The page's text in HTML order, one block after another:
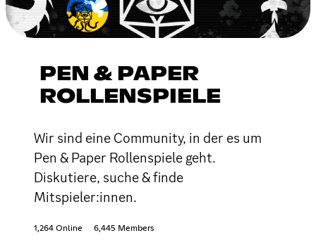
PEN & PAPER
ROLLENSPIELE
Wir sind eine Community, in der es um
Pen & Paper Rollenspiele geht.
Diskutiere, suche & finde
Mitspieler:innen.
1,264 Online 6,445 Members